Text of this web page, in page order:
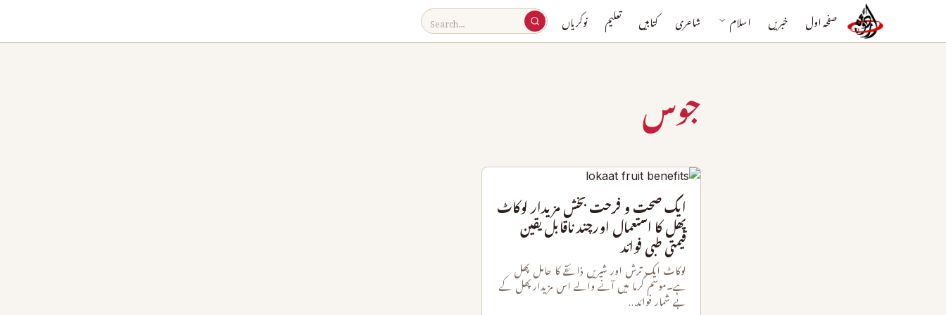
صفحہ اول خبریں اسلام شاعری کتابیں تعلیم نوکریاں
جوس
ایک صحت و فرحت بخش مزیدار لوکاٹ
پھل کا استعمال اورچند ناقابل یقین
قیمتی طبی فوائد
لوکاٹ ایک ترش اور شیریں ذائقے کا حامل پھل
ہے۔موسم گرما میں آنے والے اس مزیدارپھل کے
بے شمار فوائد…